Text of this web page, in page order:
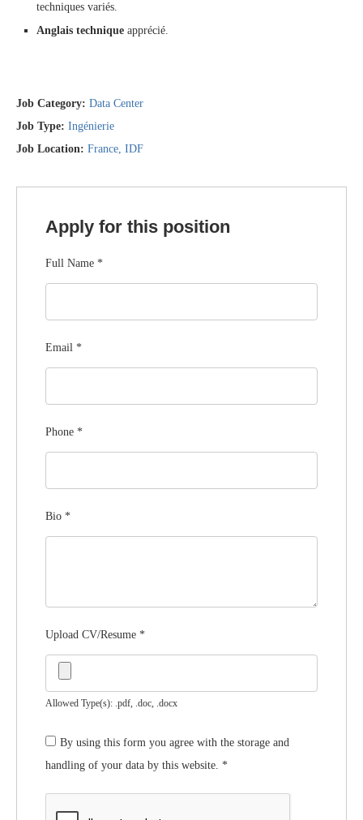
techniques variés.
Anglais technique apprécié.
Job Category: Data Center
Job Type: Ingénierie
Job Location: France IDF
Apply for this position
Full Name *
Email *
Phone *
Bio *
Upload CV/Resume *
Allowed Type(s): .pdf, .doc, .docx
By using this form you agree with the storage and
handling of your data by this website. *